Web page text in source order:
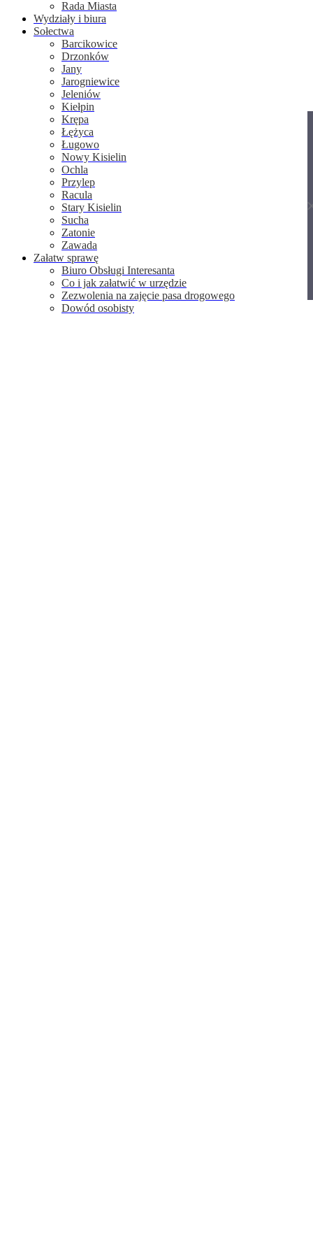
Rada Miasta
Wydziały i biura
Sołectwa
Barcikowice
Drzonków
Jany
Jarogniewice
Jeleniów
Kiełpin
Krępa
Łężyca
Ługowo
Nowy Kisielin
Ochla
Przylep
Racula
Stary Kisielin
Sucha
Zatonie
Zawada
Załatw sprawę
Biuro Obsługi Interesanta
Co i jak załatwić w urzędzie
Zezwolenia na zajęcie pasa drogowego
Dowód osobisty
Portal wykorzystuje pliki cookies do przechowywania
informacji na Twoim komputerze. Są one
wykorzystywane w celu zapewnienia poprawnego
działania serwisu. W każdej chwili możesz dokonać
zmiany ustawień dot. przechowywania plików cookies w
Twojej przeglądarce. Korzystając z serwisu wyrażasz
zgodę na przechowywanie plików cookies na Twoim
Zgoda Polityka prywatności